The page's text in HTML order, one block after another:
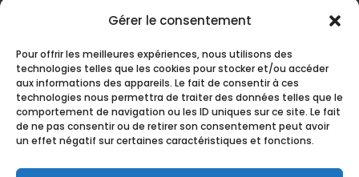
Gérer le consentement
Pour offrir les meilleures expériences, nous utilisons des
technologies telles que les cookies pour stocker et/ou accéder
aux informations des appareils. Le fait de consentir à ces
technologies nous permettra de traiter des données telles que le
comportement de navigation ou les ID uniques sur ce site. Le fait
de ne pas consentir ou de retirer son consentement peut avoir
un effet négatif sur certaines caractéristiques et fonctions.
Métiers Chantiers
EN PARTENARIAT AVEC